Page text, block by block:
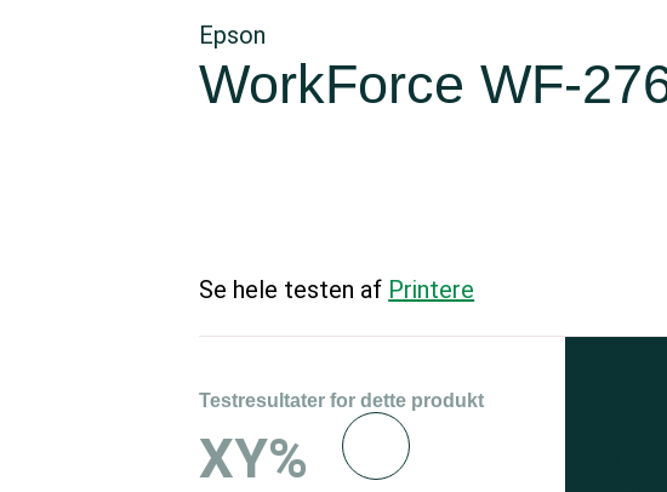
Epson
WorkForce WF-
Se hele testen af Printere
Testresultater for dette produkt
XY%